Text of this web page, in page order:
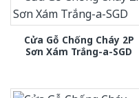
Cửa Gỗ Chống Cháy 2P
Sơn Xám Trắng-a-SGD